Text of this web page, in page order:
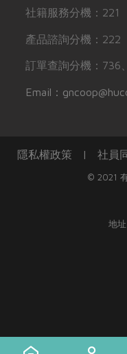
社籍服務分機：221
產品諮詢分機：222
訂單查詢分機：736
Email：
隱私權政策 | 社員
© 2021
地